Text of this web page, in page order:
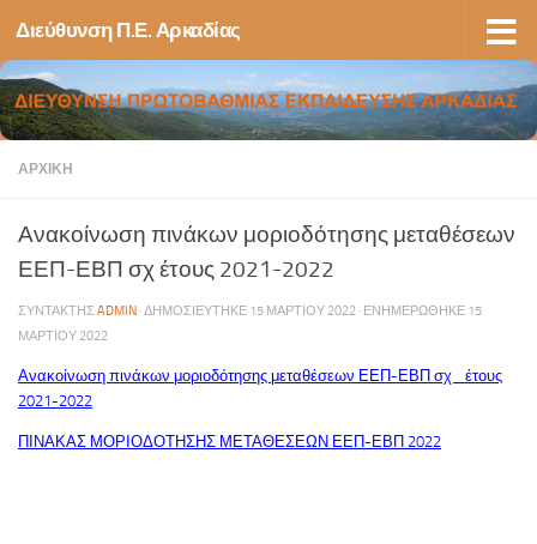
Skip to content
Διεύθυνση Π.Ε. Αρκαδίας
ΑΡΧΙΚΉ
Ανακοίνωση πινάκων μοριοδότησης μεταθέσεων
ΕΕΠ-ΕΒΠ σχ έτους 2021-2022
ΣΥΝΤΆΚΤΗΣADMIN · ΔΗΜΟΣΙΕΎΤΗΚΕ 15 ΜΑΡΤΊΟΥ 2022 · ΕΝΗΜΕΡΏΘΗΚΕ 15
ΜΑΡΤΊΟΥ 2022
Ανακοίνωση πινάκων μοριοδότησης μεταθέσεων ΕΕΠ-ΕΒΠ σχ_ έτους
2021-2022
ΠΙΝΑΚΑΣ ΜΟΡΙΟΔΟΤΗΣΗΣ ΜΕΤΑΘΕΣΕΩΝ ΕΕΠ-ΕΒΠ 2022